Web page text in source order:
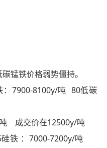
锰铁价格弱势僵持。
7900-8100y/吨 80低碳
成交价在12500y/吨
铁 ：7000-7200y/吨